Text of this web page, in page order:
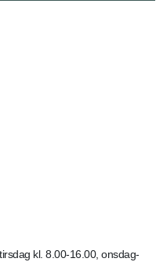
kl. 8.00-16.00, onsdag-